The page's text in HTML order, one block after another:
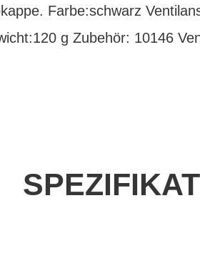
Farbe:schwarz
g Zubehör: 10146